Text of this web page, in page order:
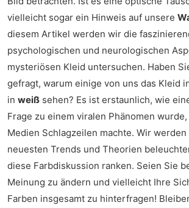
vielleicht sogar ein Hinweis auf unsere
diesem Artikel werden wir die
psychologischen und neurologischen
mysteriösen Kleid untersuchen. Haben
gefragt, warum einige von uns das Kleid
in weiß sehen? Es ist erstaunlich, wie
Frage zu einem viralen Phänomen
Medien Schlagzeilen machte. Wir werden
neuesten Trends und Theorien
diese Farbdiskussion ranken. Seien Sie
Meinung zu ändern und vielleicht Ihre
Farben insgesamt zu hinterfragen!